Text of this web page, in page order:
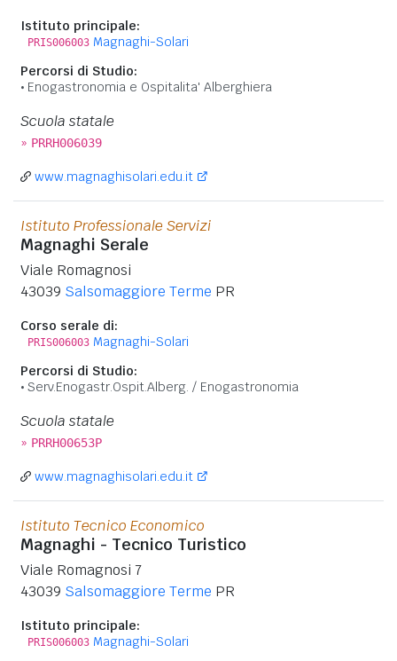
Istituto principale:
PRIS006003 Magnaghi-Solari
Percorsi di Studio:
Enogastronomia e Ospitalita' Alberghiera
Scuola statale
» PRRH006039
www.magnaghisolari.edu.it
Istituto Professionale Servizi
Magnaghi Serale
Viale Romagnosi
43039 Salsomaggiore Terme PR
Corso serale di:
PRIS006003 Magnaghi-Solari
Percorsi di Studio:
Serv.Enogastr.Ospit.Alberg. / Enogastronomia
Scuola statale
» PRRH00653P
www.magnaghisolari.edu.it
Istituto Tecnico Economico
Magnaghi - Tecnico Turistico
Viale Romagnosi 7
43039 Salsomaggiore Terme PR
Istituto principale:
PRIS006003 Magnaghi-Solari